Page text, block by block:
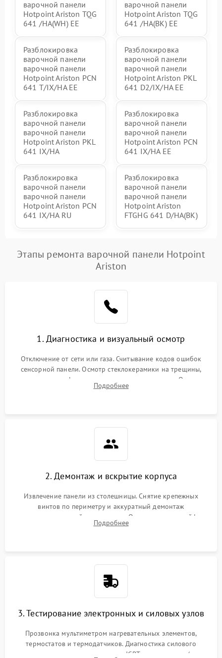
варочной панели
Hotpoint Ariston TQG
641 /HA(WH) EE
варочной панели
Hotpoint Ariston TQG
641 /HA(BK) EE
Разблокировка
варочной панели
варочной панели
Hotpoint Ariston PCN
641 T/IX/HA EE
Разблокировка
варочной панели
варочной панели
Hotpoint Ariston PKL
641 D2/IX/HA EE
Разблокировка
варочной панели
варочной панели
Hotpoint Ariston PKL
641 IX/HA
Разблокировка
варочной панели
варочной панели
Hotpoint Ariston PCN
641 IX/HA EE
Разблокировка
варочной панели
варочной панели
Hotpoint Ariston PCN
641 IX/HA RU
Разблокировка
варочной панели
варочной панели
Hotpoint Ariston
FTGHG 641 D/HA(BK)
Этапы ремонта варочной панели Hotpoint
Ariston
1. Диагностика и визуальный осмотр
Отключение от сети или газа. Считывание кодов ошибок
сенсорной панели. Осмотр стеклокерамики на трещины,
проверка конфорок на равномерность нагрева. Опрос
клиента о симптомах (не включается, не видит посуду,
Подробнее
2. Демонтаж и вскрытие корпуса
Извлечение панели из столешницы. Снятие крепежных
винтов по периметру и аккуратный демонтаж
стеклокерамической поверхности. Отсоединение шлейфов
сенсорного блока для доступа к силовым платам, катушкам
Подробнее
3. Тестирование электронных и силовых узлов
Прозвонка мультиметром нагревательных элементов,
термостатов и термодатчиков. Диагностика силового
модуля, реле, диодных мостов и IGBT-транзисторов (для